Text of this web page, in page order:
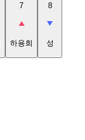
7
하용희
8
성